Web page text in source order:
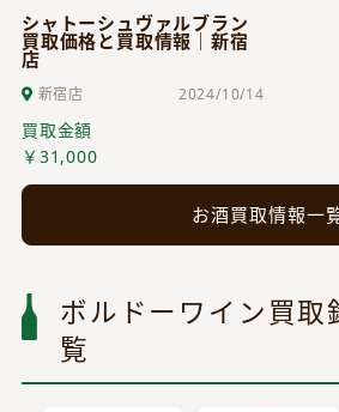
シャトーシュヴァルブラン
買取価格と買取情報｜新宿
店
新宿店 2024/10/14
買取金額
￥31,000
お酒買取情報一
ボルドーワイン買取
覧